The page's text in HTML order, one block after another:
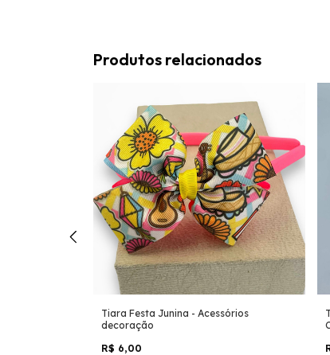
Produtos relacionados
Tiara Festa Junina - Acessórios
decoração
R$ 6,00